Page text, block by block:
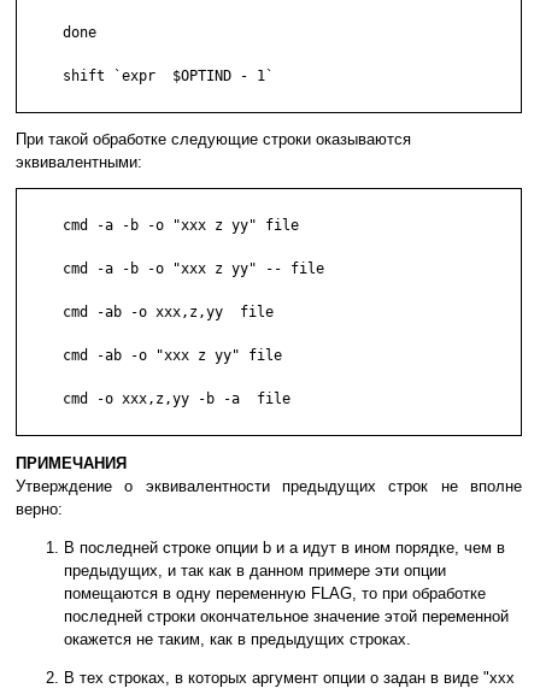
     done
     shift `expr  $OPTIND - 1`
При такой обработке следующие строки оказываются
эквивалентными:
     cmd -a -b -o "xxx z yy" file
     cmd -a -b -o "xxx z yy" -- file
     cmd -ab -o xxx,z,yy  file
     cmd -ab -o "xxx z yy" file
     cmd -o xxx,z,yy -b -a  file
ПРИМЕЧАНИЯ
Утверждение о эквивалентности предыдущих строк не вполне
верно:
В последней строке опции b и a идут в ином порядке, чем в
предыдущих, и так как в данном примере эти опции
помещаются в одну переменную FLAG, то при обработке
последней строки окончательное значение этой переменной
окажется не таким, как в предыдущих строках.
В тех строках, в которых аргумент опции o задан в виде "xxx